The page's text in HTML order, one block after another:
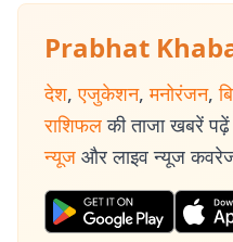
Prabhat
देश, एजुकेशन, मनोरंजन,
राशिफल की ताजा खबरें पढ़ें
न्यूज और लाइव न्यूज